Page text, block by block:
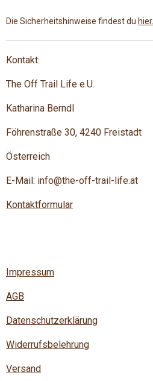
Die Sicherheitshinweise findest du hier.
Kontakt:
The Off Trail Life e.U.
Katharina Berndl
Föhrenstraße 30, 4240 Freistadt
Österreich
E-Mail: info@the-off-trail-life.at
Kontaktformular
Impressum
AGB
Datenschutzerklärung
Widerrufsbelehrung
Versand